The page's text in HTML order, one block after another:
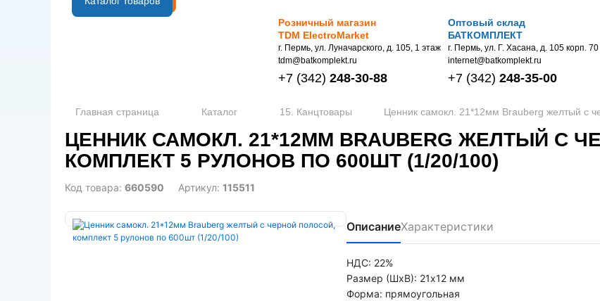
Розничный магазин
TDM ElectroMarket
г. Пермь, ул. Луначарского, д. 105, 1 этаж
tdm@batkomplekt.ru
+7 (342) 248-30-88
Оптовый склад
БАТКОМПЛЕКТ
г. Пермь, ул. Г. Хасана, д. 105 корп. 70
internet@batkomplekt.ru
+7 (342) 248-35-00
Главная страница Каталог 15. Канцтовары Ценник самокл. 21*12мм Brauberg желтый с
ЦЕННИК САМОКЛ. 21*12ММ BRAUBERG ЖЕЛТЫЙ С
КОМПЛЕКТ 5 РУЛОНОВ ПО 600ШТ (1/20/100)
Код товара: 660590 Артикул: 115511
ОписаниеХарактеристики
НДС: 22%
Размер (ШхВ): 21х12 мм
Форма: прямоугольная